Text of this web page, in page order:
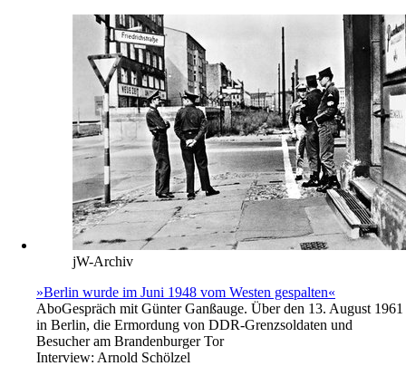
jW-Archiv
»Berlin wurde im Juni 1948 vom Westen gespalten«
AboGespräch mit Günter Ganßauge. Über den 13. August 1961
in Berlin, die Ermordung von DDR-Grenzsoldaten und
Besucher am Brandenburger Tor
Interview: Arnold Schölzel